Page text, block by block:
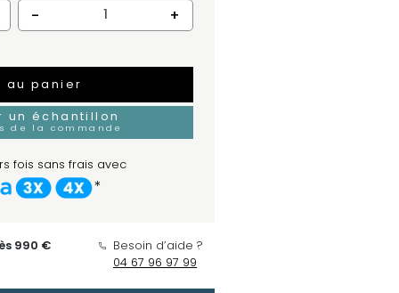
-
+
au panier
un échantillon
de la commande
fois sans frais avec
*
990 €
Besoin d’aide ?
04 67 96 97 99